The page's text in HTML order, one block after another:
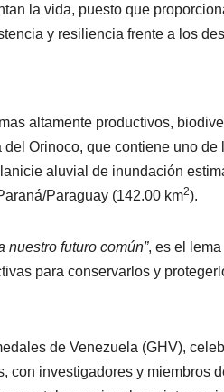
la vida, puesto que
y resiliencia frente a los
altamente productivos,
Orinoco, que contiene uno
aluvial de inundación
Paraguay (142.00 km2).
nuestro futuro común”, es el
para conservarlos y
de Venezuela (GHV),
con investigadores y miembros